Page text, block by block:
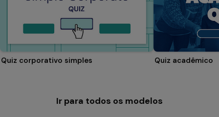
Quiz corporativo simples Quiz acadêmico
Ir para todos os modelos